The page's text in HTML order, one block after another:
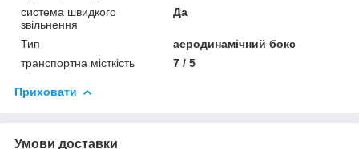
система швидкого
звільнення
Да
Тип
аеродинамічний бокс
транспортна місткість
7 / 5
Приховати
Умови доставки